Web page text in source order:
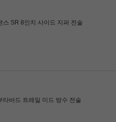
스 SR 8인치 사이드 지퍼 전술
타바드 트레일 미드 방수 전술